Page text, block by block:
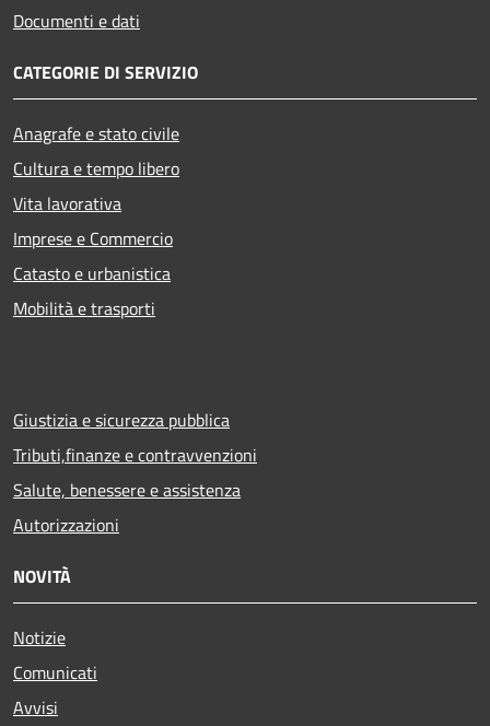
Documenti e dati
CATEGORIE DI SERVIZIO
Anagrafe e stato civile
Cultura e tempo libero
Vita lavorativa
Imprese e Commercio
Catasto e urbanistica
Mobilità e trasporti
Giustizia e sicurezza pubblica
Tributi,finanze e contravvenzioni
Salute, benessere e assistenza
Autorizzazioni
NOVITÀ
Notizie
Comunicati
Avvisi